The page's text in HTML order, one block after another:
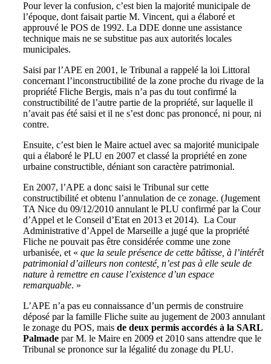
Pour lever la confusion, c’est bien la majorité municipale de
l’époque, dont faisait partie M. Vincent, qui a élaboré et
approuvé le POS de 1992. La DDE donne une assistance
technique mais ne se substitue pas aux autorités locales
municipales.
Saisi par l’APE en 2001, le Tribunal a rappelé la loi Littoral
concernant l’inconstructibilité de la zone proche du rivage de la
propriété Fliche Bergis, mais n’a pas du tout confirmé la
constructibilité de l’autre partie de la propriété, sur laquelle il
n’avait pas été saisi et il ne s’est donc pas prononcé, ni pour, ni
contre.
Ensuite, c’est bien le Maire actuel avec sa majorité municipale
qui a élaboré le PLU en 2007 et classé la propriété en zone
urbaine constructible, déniant son caractère patrimonial.
En 2007, l’APE a donc saisi le Tribunal sur cette
constructibilité et obtenu l’annulation de ce zonage. (Jugement
TA Nice du 09/12/2010 annulant le PLU confirmé par la Cour
d’Appel et le Conseil d’Etat en 2013 et 2014). La Cour
Administrative d’Appel de Marseille a jugé que la propriété
Fliche ne pouvait pas être considérée comme une zone
urbanisée, et « que la seule présence de cette bâtisse, à l’intérêt
patrimonial d’ailleurs non contesté, n’est pas à elle seule de
nature à remettre en cause l’existence d’un espace
remarquable. »
L’APE n’a pas eu connaissance d’un permis de construire
déposé par la famille Fliche suite au jugement de 2003 annulant
le zonage du POS, mais de deux permis accordés à la SARL
Palmade par M. le Maire en 2009 et 2010 sans attendre que le
Tribunal se prononce sur la légalité du zonage du PLU.